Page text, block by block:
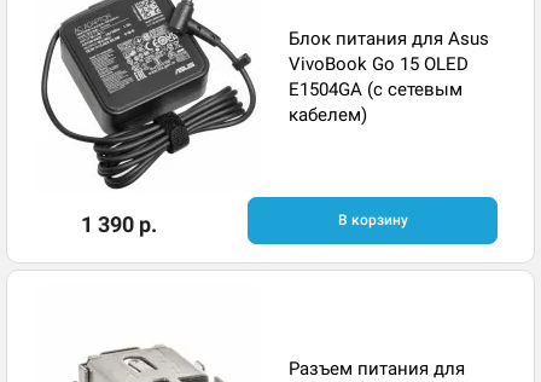
Блок питания для Asus
VivoBook Go 15 OLED
E1504GA (с сетевым
кабелем)
1 390 р. В корзину
Разъем питания для